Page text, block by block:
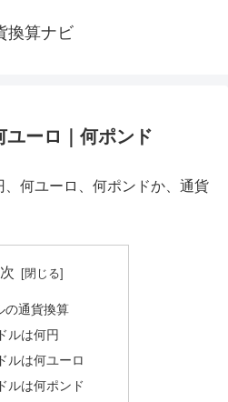
換算ナビ
ユーロ｜何ポンド
何ユーロ、何ポンドか、通貨
の通貨換算
ルは何円
ルは何ユーロ
ルは何ポンド